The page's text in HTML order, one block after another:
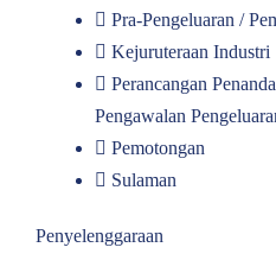
Pra-Pengeluaran /
Kejuruteraan Industri
Perancangan
Pengawalan
Pemotongan
Sulaman
Penyelenggaraan